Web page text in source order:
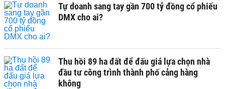
Tự doanh sang tay gần 700 tỷ đồng cổ phiếu
DMX cho ai?
Thu hồi 89 ha đất để đấu giá lựa chọn nhà
đầu tư công trình thành phố cảng hàng
không